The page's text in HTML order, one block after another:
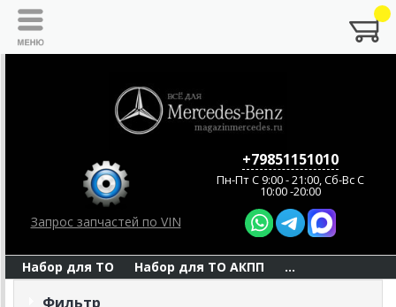
Запрос запчастей по VIN
+79851151010
Пн-Пт C 9:00 - 21:00, Сб-Вс С
10:00 -20:00
Набор для ТО Набор для ТО АКПП ...
Фильтр